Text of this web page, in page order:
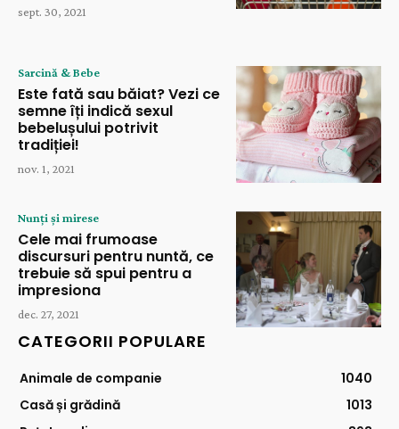
sept. 30, 2021
Sarcină & Bebe
Este fată sau băiat? Vezi ce
semne îți indică sexul
bebelușului potrivit
tradiției!
nov. 1, 2021
Nunți și mirese
Cele mai frumoase
discursuri pentru nuntă, ce
trebuie să spui pentru a
impresiona
dec. 27, 2021
CATEGORII POPULARE
Animale de companie
1040
Casă și grădină
1013